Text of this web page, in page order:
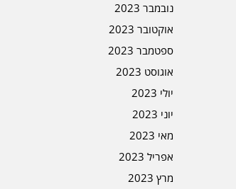
נובמבר 2023
אוקטובר 2023
ספטמבר 2023
אוגוסט 2023
יולי 2023
יוני 2023
מאי 2023
אפריל 2023
מרץ 2023